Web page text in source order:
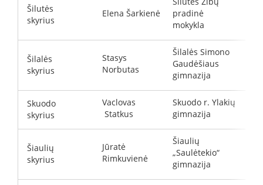
Šilutės
skyrius
Elena Šarkienė
pradinė
mokykla
Šilalės
skyrius
Stasys
Norbutas
Šilalės Simono
Gaudėšiaus
gimnazija
Skuodo
skyrius
Vaclovas
Statkus
Skuodo r. Ylakių
gimnazija
Šiaulių
skyrius
Jūratė
Rimkuvienė
Šiaulių
„Saulėtekio“
gimnazija